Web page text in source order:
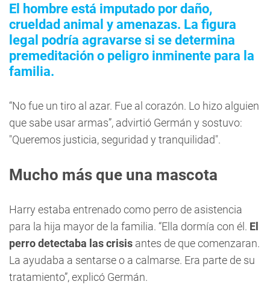
El hombre está imputado por daño,
crueldad animal y amenazas. La figura
legal podría agravarse si se determina
premeditación o peligro inminente para la
familia.
“No fue un tiro al azar. Fue al corazón. Lo hizo alguien
que sabe usar armas”, advirtió Germán y sostuvo:
"Queremos justicia, seguridad y tranquilidad".
Mucho más que una mascota
Harry estaba entrenado como perro de asistencia
para la hija mayor de la familia. “Ella dormía con él. El
perro detectaba las crisis antes de que comenzaran.
La ayudaba a sentarse o a calmarse. Era parte de su
tratamiento”, explicó Germán.